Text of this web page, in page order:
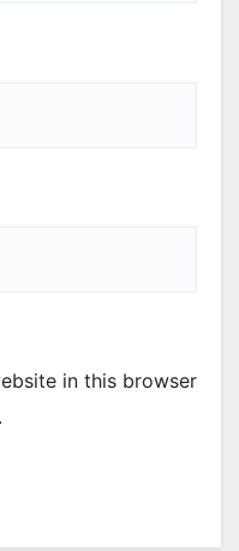
in this browser